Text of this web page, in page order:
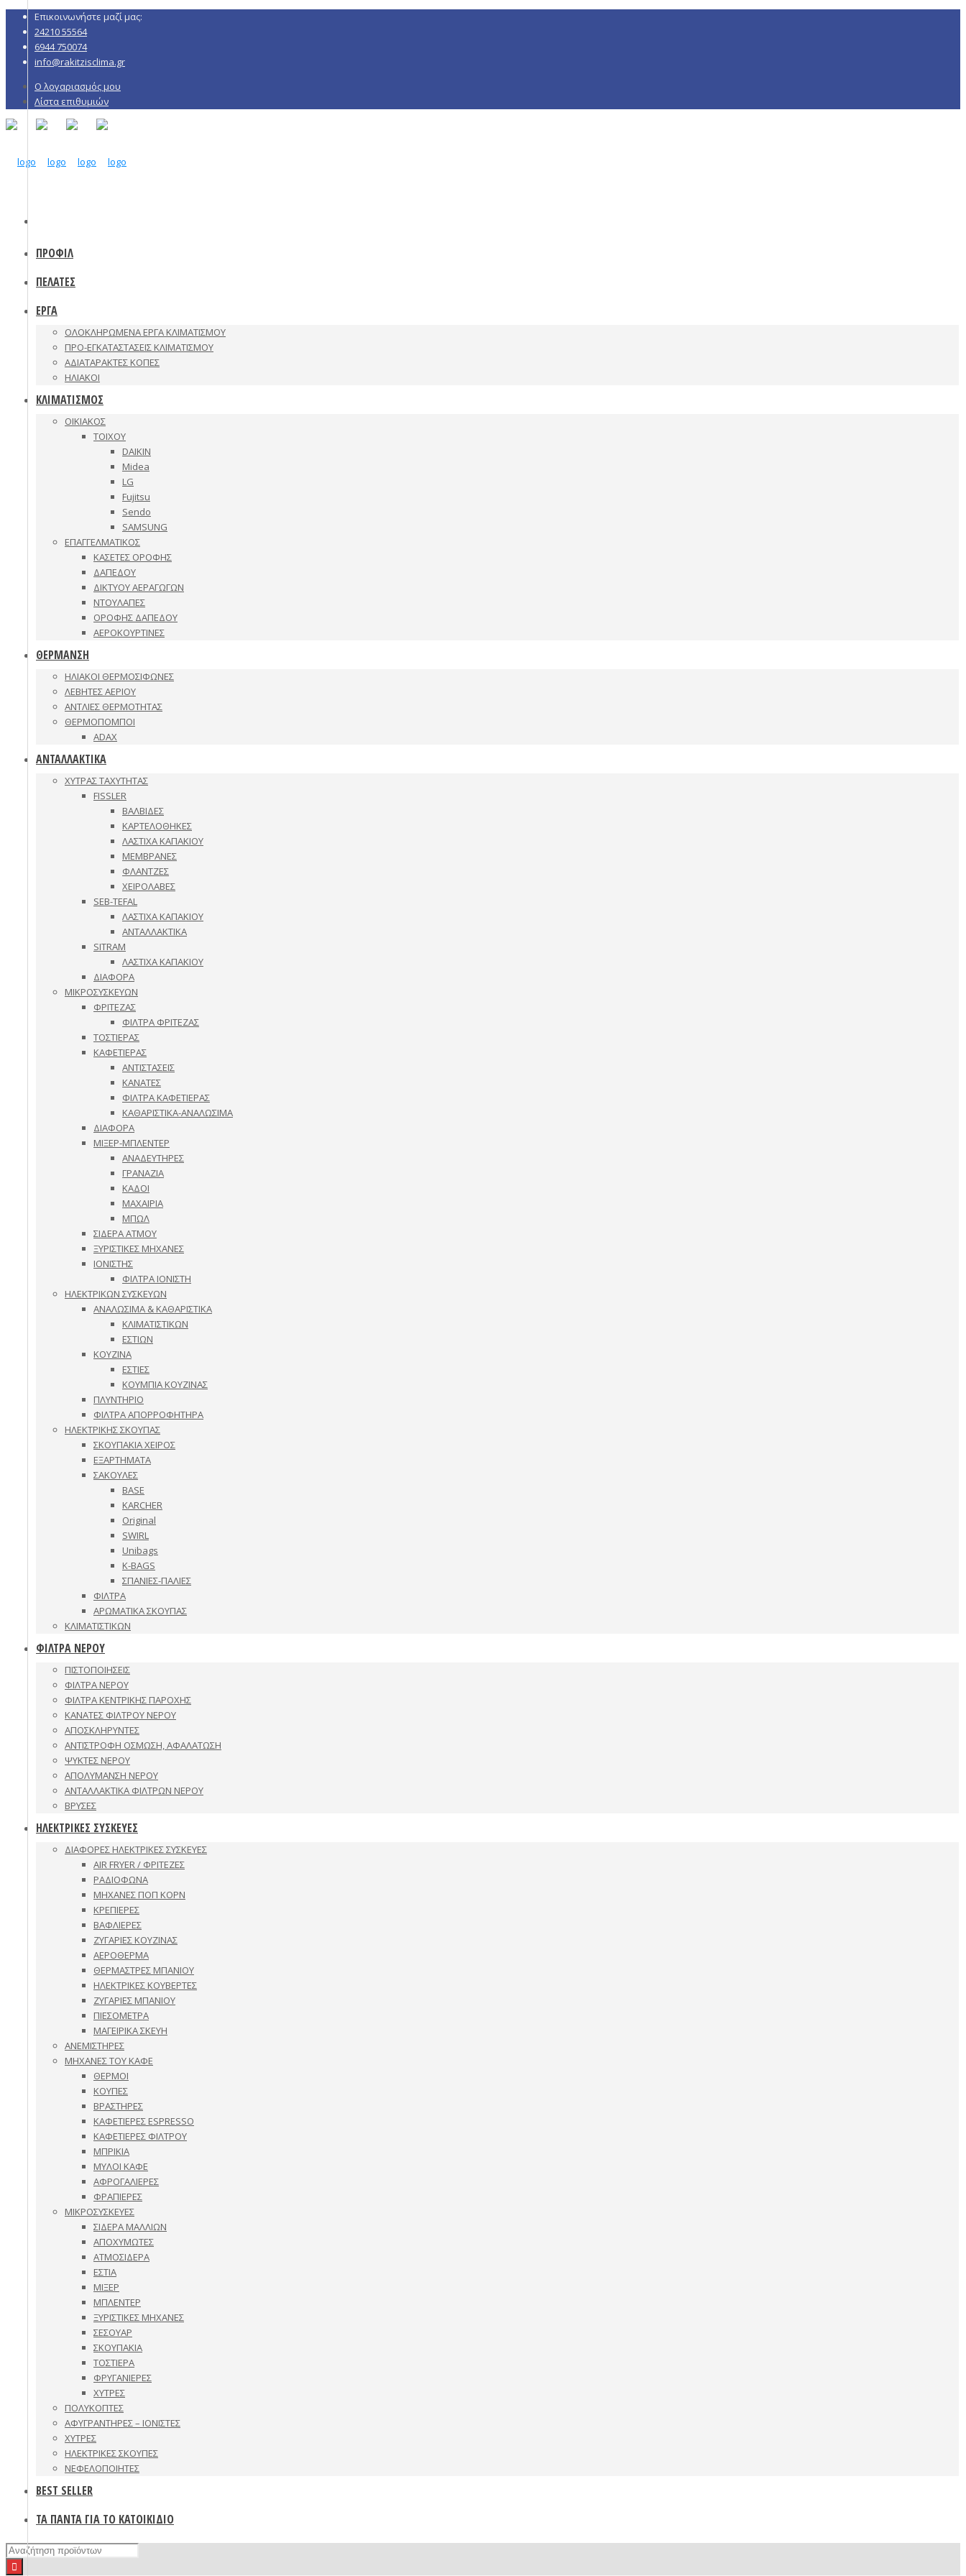
Επικοινωνήστε μαζί μας:
24210 55564
6944 750074
info@rakitzisclima.gr
Ο λογαριασμός μου
Λίστα επιθυμιών
ΠΡΟΦΙΛ
ΠΕΛΑΤΕΣ
ΕΡΓΑ
ΟΛΟΚΛΗΡΩΜΕΝΑ ΕΡΓΑ ΚΛΙΜΑΤΙΣΜΟΥ
ΠΡΟ-ΕΓΚΑΤΑΣΤΑΣΕΙΣ ΚΛΙΜΑΤΙΣΜΟΥ
ΑΔΙΑΤΑΡΑΚΤΕΣ ΚΟΠΕΣ
ΗΛΙΑΚΟΙ
ΚΛΙΜΑΤΙΣΜΟΣ
ΟΙΚΙΑΚΟΣ
ΤΟΙΧΟΥ
DAIKIN
Midea
LG
Fujitsu
Sendo
SAMSUNG
ΕΠΑΓΓΕΛΜΑΤΙΚΟΣ
ΚΑΣΕΤΕΣ ΟΡΟΦΗΣ
ΔΑΠΕΔΟΥ
ΔΙΚΤΥΟΥ ΑΕΡΑΓΩΓΩΝ
ΝΤΟΥΛΑΠΕΣ
ΟΡΟΦΗΣ ΔΑΠΕΔΟΥ
ΑΕΡΟΚΟΥΡΤΙΝΕΣ
ΘΕΡΜΑΝΣΗ
ΗΛΙΑΚΟΙ ΘΕΡΜΟΣΙΦΩΝΕΣ
ΛΕΒΗΤΕΣ ΑΕΡΙΟΥ
ΑΝΤΛΙΕΣ ΘΕΡΜΟΤΗΤΑΣ
ΘΕΡΜΟΠΟΜΠΟΙ
ADAX
ΑΝΤΑΛΛΑΚΤΙΚΑ
ΧΥΤΡΑΣ ΤΑΧΥΤΗΤΑΣ
FISSLER
ΒΑΛΒΙΔΕΣ
ΚΑΡΤΕΛΟΘΗΚΕΣ
ΛΑΣΤΙΧΑ ΚΑΠΑΚΙΟΥ
ΜΕΜΒΡΑΝΕΣ
ΦΛΑΝΤΖΕΣ
ΧΕΙΡΟΛΑΒΕΣ
SEB-TEFAL
ΛΑΣΤΙΧΑ ΚΑΠΑΚΙΟΥ
ΑΝΤΑΛΛΑΚΤΙΚΑ
SITRAM
ΛΑΣΤΙΧΑ ΚΑΠΑΚΙΟΥ
ΔΙΑΦΟΡΑ
ΜΙΚΡΟΣΥΣΚΕΥΩΝ
ΦΡΙΤΕΖΑΣ
ΦΙΛΤΡΑ ΦΡΙΤΕΖΑΣ
ΤΟΣΤΙΕΡΑΣ
ΚΑΦΕΤΙΕΡΑΣ
ΑΝΤΙΣΤΑΣΕΙΣ
ΚΑΝΑΤΕΣ
ΦΙΛΤΡΑ ΚΑΦΕΤΙΕΡΑΣ
ΚΑΘΑΡΙΣΤΙΚΑ-ΑΝΑΛΩΣΙΜΑ
ΔΙΑΦΟΡΑ
ΜΙΞΕΡ-ΜΠΛΕΝΤΕΡ
ΑΝΑΔΕΥΤΗΡΕΣ
ΓΡΑΝΑΖΙΑ
ΚΑΔΟΙ
ΜΑΧΑΙΡΙΑ
ΜΠΩΛ
ΣΙΔΕΡΑ ΑΤΜΟΥ
ΞΥΡΙΣΤΙΚΕΣ ΜΗΧΑΝΕΣ
ΙΟΝΙΣΤΗΣ
ΦΙΛΤΡΑ ΙΟΝΙΣΤΗ
ΗΛΕΚΤΡΙΚΩΝ ΣΥΣΚΕΥΩΝ
ΑΝΑΛΩΣΙΜΑ & ΚΑΘΑΡΙΣΤΙΚΑ
ΚΛΙΜΑΤΙΣΤΙΚΩΝ
ΕΣΤΙΩΝ
ΚΟΥΖΙΝΑ
ΕΣΤΙΕΣ
ΚΟΥΜΠΙΑ ΚΟΥΖΙΝΑΣ
ΠΛΥΝΤΗΡΙΟ
ΦΙΛΤΡΑ ΑΠΟΡΡΟΦΗΤΗΡΑ
ΗΛΕΚΤΡΙΚΗΣ ΣΚΟΥΠΑΣ
ΣΚΟΥΠΑΚΙΑ ΧΕΙΡΟΣ
ΕΞΑΡΤΗΜΑΤΑ
ΣΑΚΟΥΛΕΣ
BASE
KARCHER
Original
SWIRL
Unibags
K-BAGS
ΣΠΑΝΙΕΣ-ΠΑΛΙΕΣ
ΦΙΛΤΡΑ
ΑΡΩΜΑΤΙΚΑ ΣΚΟΥΠΑΣ
ΚΛΙΜΑΤΙΣΤΙΚΩΝ
ΦΙΛΤΡΑ ΝΕΡΟΥ
ΠΙΣΤΟΠΟΙΗΣΕΙΣ
ΦΙΛΤΡΑ ΝΕΡΟΥ
ΦΙΛΤΡΑ ΚΕΝΤΡΙΚΗΣ ΠΑΡΟΧΗΣ
ΚΑΝΑΤΕΣ ΦΙΛΤΡΟΥ ΝΕΡΟΥ
ΑΠΟΣΚΛΗΡΥΝΤΕΣ
ΑΝΤΙΣΤΡΟΦΗ ΟΣΜΩΣΗ, ΑΦΑΛΑΤΩΣΗ
ΨΥΚΤΕΣ ΝΕΡΟΥ
ΑΠΟΛΥΜΑΝΣΗ ΝΕΡΟΥ
ΑΝΤΑΛΛΑΚΤΙΚΑ ΦΙΛΤΡΩΝ ΝΕΡΟΥ
ΒΡΥΣΕΣ
ΗΛΕΚΤΡΙΚΕΣ ΣΥΣΚΕΥΕΣ
ΔΙΑΦΟΡΕΣ ΗΛΕΚΤΡΙΚΕΣ ΣΥΣΚΕΥΕΣ
AIR FRYER / ΦΡΙΤΕΖΕΣ
ΡΑΔΙΟΦΩΝΑ
ΜΗΧΑΝΕΣ ΠΟΠ ΚΟΡΝ
ΚΡΕΠΙΕΡΕΣ
ΒΑΦΛΙΕΡΕΣ
ΖΥΓΑΡΙΕΣ ΚΟΥΖΙΝΑΣ
ΑΕΡΟΘΕΡΜΑ
ΘΕΡΜΑΣΤΡΕΣ ΜΠΑΝΙΟΥ
ΗΛΕΚΤΡΙΚΕΣ ΚΟΥΒΕΡΤΕΣ
ΖΥΓΑΡΙΕΣ ΜΠΑΝΙΟΥ
ΠΙΕΣΟΜΕΤΡΑ
ΜΑΓΕΙΡΙΚΑ ΣΚΕΥΗ
ΑΝΕΜΙΣΤΗΡΕΣ
ΜΗΧΑΝΕΣ ΤΟΥ ΚΑΦΕ
ΘΕΡΜΟΙ
ΚΟΥΠΕΣ
ΒΡΑΣΤΗΡΕΣ
ΚΑΦΕΤΙΕΡΕΣ ESPRESSO
ΚΑΦΕΤΙΕΡΕΣ ΦΙΛΤΡΟΥ
ΜΠΡΙΚΙΑ
ΜΥΛΟΙ ΚΑΦΕ
ΑΦΡΟΓΑΛΙΕΡΕΣ
ΦΡΑΠΙΕΡΕΣ
ΜΙΚΡΟΣΥΣΚΕΥΕΣ
ΣΙΔΕΡΑ ΜΑΛΛΙΩΝ
ΑΠΟΧΥΜΩΤΕΣ
ΑΤΜΟΣΙΔΕΡΑ
ΕΣΤΙΑ
ΜΙΞΕΡ
ΜΠΛΕΝΤΕΡ
ΞΥΡΙΣΤΙΚΕΣ ΜΗΧΑΝΕΣ
ΣΕΣΟΥΑΡ
ΣΚΟΥΠΑΚΙΑ
ΤΟΣΤΙΕΡΑ
ΦΡΥΓΑΝΙΕΡΕΣ
ΧΥΤΡΕΣ
ΠΟΛΥΚΟΠΤΕΣ
ΑΦΥΓΡΑΝΤΗΡΕΣ – ΙΟΝΙΣΤΕΣ
ΧΥΤΡΕΣ
ΗΛΕΚΤΡΙΚΕΣ ΣΚΟΥΠΕΣ
ΝΕΦΕΛΟΠΟΙΗΤΕΣ
BEST SELLER
ΤΑ ΠΑΝΤΑ ΓΙΑ ΤΟ ΚΑΤΟΙΚΙΔΙΟ